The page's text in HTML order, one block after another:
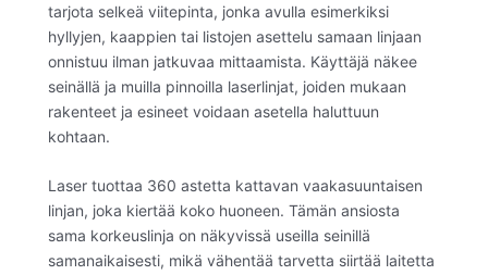
tarjota selkeä viitepinta, jonka avulla esimerkiksi
hyllyjen, kaappien tai listojen asettelu samaan linjaan
onnistuu ilman jatkuvaa mittaamista. Käyttäjä näkee
seinällä ja muilla pinnoilla laserlinjat, joiden mukaan
rakenteet ja esineet voidaan asetella haluttuun
kohtaan.
Laser tuottaa 360 astetta kattavan vaakasuuntaisen
linjan, joka kiertää koko huoneen. Tämän ansiosta
sama korkeuslinja on näkyvissä useilla seinillä
samanaikaisesti, mikä vähentää tarvetta siirtää laitetta